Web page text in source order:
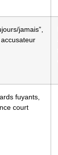
jamais”,
fuyants,
court